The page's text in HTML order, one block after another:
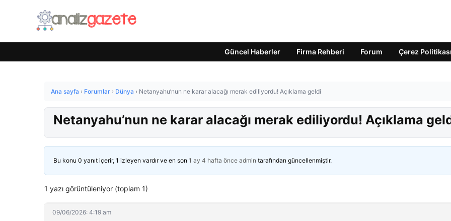
Güncel Haberler Firma Rehberi Forum Çerez Politikası
Ana sayfa › Forumlar › Dünya › Netanyahu’nun ne karar alacağı merak ediliyordu! Açıklama geldi
Netanyahu’nun ne karar alacağı merak ediliyordu! Açıklama
Bu konu 0 yanıt içerir, 1 izleyen vardır ve en son 1 ay 4 hafta önce admin tarafından güncellenmiştir.
1 yazı görüntüleniyor (toplam 1)
09/06/2026: 4:19 am